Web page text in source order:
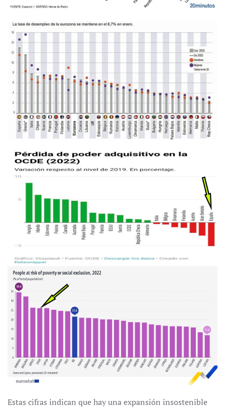
Estas cifras indican que hay una expansión insostenible